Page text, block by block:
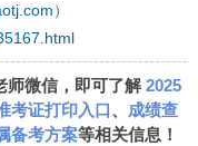
）
师微信，即可了解2025
考证打印入口、 成绩查
备考方案等相关信息！